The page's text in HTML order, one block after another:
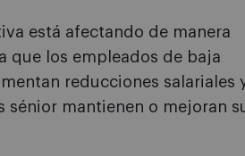
está afectando de manera
que los empleados de baja
reducciones salariales
sénior mantienen o mejoran